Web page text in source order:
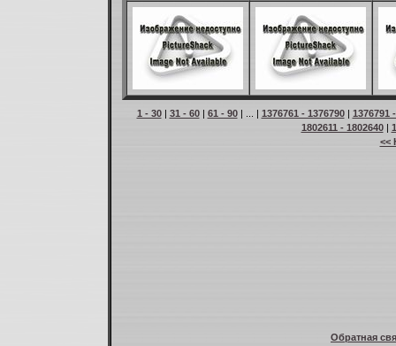
1 - 30| 31 - 60| 61 - 90| ... | 1376761 - 1376790| 1376791
1802611 - 1802640|
<<
Обратная